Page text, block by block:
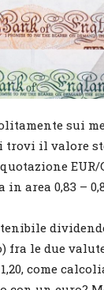
sui
trovi il valore
EUR/
area 0,83 –
fra le due
come